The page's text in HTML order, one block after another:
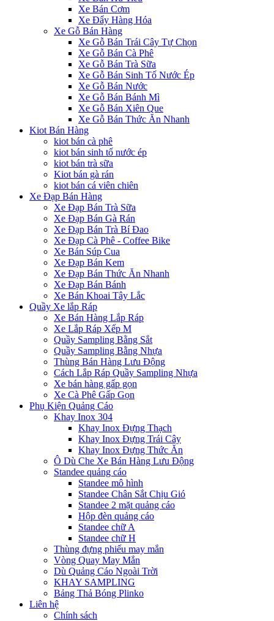
Xe Bán Cơm
Xe Đẩy Hàng Hóa
Xe Gỗ Bán Hàng
Xe Gỗ Bán Trái Cây Tự Chọn
Xe Gỗ Bán Cà Phê
Xe Gỗ Bán Trà Sữa
Xe Gỗ Bán Sinh Tố Nước Ép
Xe Gỗ Bán Nước
Xe Gỗ Bán Bánh Mì
Xe Gỗ Bán Xiên Que
Xe Gỗ Bán Thức Ăn Nhanh
Kiot Bán Hàng
kiot bán cà phê
kiot bán sinh tố nước ép
kiot bán trà sữa
Kiot bán gà rán
kiot bán cá viên chiên
Xe Đạp Bán Hàng
Xe Đạp Bán Trà Sữa
Xe Đạp Bán Gà Rán
Xe Đạp Bán Trà Bí Đao
Xe Đạp Cà Phê - Coffee Bike
Xe Bán Súp Cua
Xe Đạp Bán Kem
Xe Đạp Bán Thức Ăn Nhanh
Xe Đạp Bán Bánh
Xe Bán Khoai Tây Lắc
Quầy Xe lắp Ráp
Xe Bán Hàng Lắp Ráp
Xe Lắp Ráp Xếp M
Quầy Sampling Bằng Sắt
Quầy Sampling Bằng Nhựa
Thùng Bán Hàng Lưu Động
Cách Lắp Ráp Quầy Sampling Nhựa
Xe bán hàng gấp gọn
Xe Cà Phê Gấp Gọn
Phụ Kiện Quảng Cáo
Khay Inox 304
Khay Inox Đựng Thạch
Khay Inox Đựng Trái Cây
Khay Inox Đựng Thức Ăn
Ô Dù Che Xe Bán Hàng Lưu Động
Standee quảng cáo
Standee mô hình
Standee Chân Sắt Chịu Gió
Standee 2 mặt quảng cáo
Hộp đèn quảng cáo
Standee chữ A
Standee chữ H
Thùng đựng phiếu may mắn
Vòng Quay May Mắn
Dù Quảng Cáo Ngoài Trời
KHAY SAMPLING
Bảng Thả Bóng Plinko
Liên hệ
Chính sách